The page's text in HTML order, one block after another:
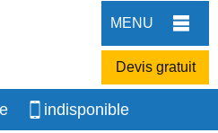
MENU
Devis gratuit
indisponible